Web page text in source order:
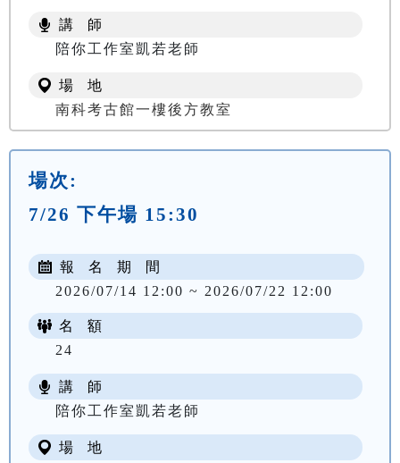
講 師
陪你工作室凱若老師
場 地
南科考古館一樓後方教室
場次:
7/26 下午場 15:30
報 名 期 間
2026/07/14 12:00 ~ 2026/07/22 12:00
名 額
24
講 師
陪你工作室凱若老師
場 地